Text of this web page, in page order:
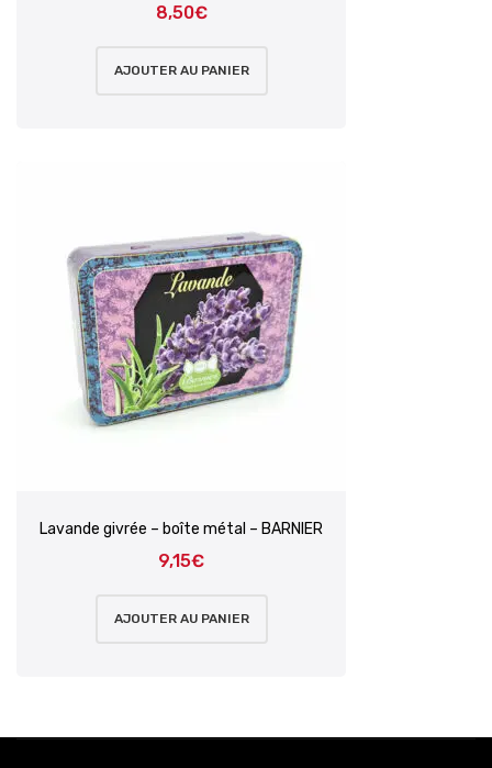
8,50€
AJOUTER AU PANIER
Lavande givrée – boîte métal – BARNIER
9,15€
AJOUTER AU PANIER